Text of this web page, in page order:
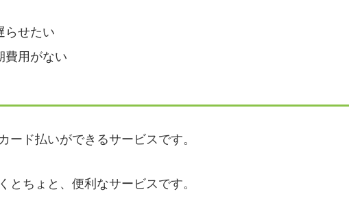
らせたい
費用がない
ード払いができるサービスです。
とちょと、便利なサービスです。